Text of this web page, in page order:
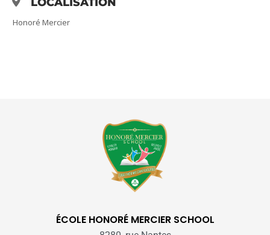
Honoré Mercier
ÉCOLE HONORÉ MERCIER SCHOOL